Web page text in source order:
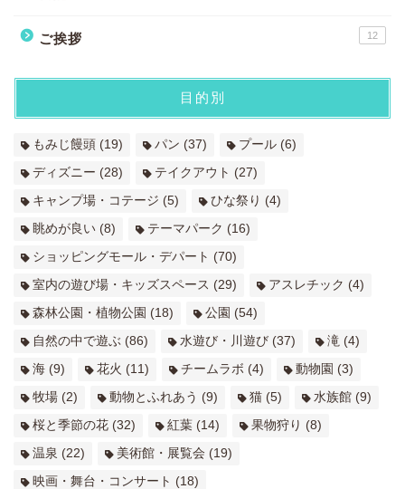
ご挨拶 12
目的別
もみじ饅頭 (19) パン (37) プール (6)
ディズニー (28) テイクアウト (27)
キャンプ場・コテージ (5) ひな祭り (4)
眺めが良い (8) テーマパーク (16)
ショッピングモール・デパート (70)
室内の遊び場・キッズスペース (29) アスレチック (4)
森林公園・植物公園 (18) 公園 (54)
自然の中で遊ぶ (86) 水遊び・川遊び (37) 滝 (4)
海 (9) 花火 (11) チームラボ (4) 動物園 (3)
牧場 (2) 動物とふれあう (9) 猫 (5) 水族館 (9)
桜と季節の花 (32) 紅葉 (14) 果物狩り (8)
温泉 (22) 美術館・展覧会 (19)
映画・舞台・コンサート (18)